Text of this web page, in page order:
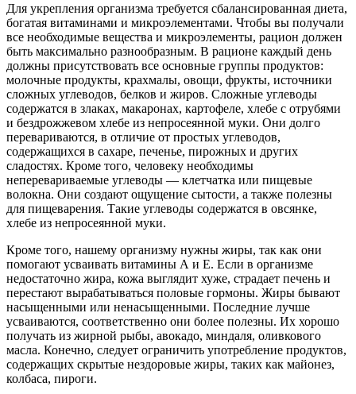
Для укрепления организма требуется сбалансированная диета,
богатая витаминами и микроэлементами. Чтобы вы получали
все необходимые вещества и микроэлементы, рацион должен
быть максимально разнообразным. В рационе каждый день
должны присутствовать все основные группы продуктов:
молочные продукты, крахмалы, овощи, фрукты, источники
сложных углеводов, белков и жиров. Сложные углеводы
содержатся в злаках, макаронах, картофеле, хлебе с отрубями
и бездрожжевом хлебе из непросеянной муки. Они долго
перевариваются, в отличие от простых углеводов,
содержащихся в сахаре, печенье, пирожных и других
сладостях. Кроме того, человеку необходимы
неперевариваемые углеводы — клетчатка или пищевые
волокна. Они создают ощущение сытости, а также полезны
для пищеварения. Такие углеводы содержатся в овсянке,
хлебе из непросеянной муки.
Кроме того, нашему организму нужны жиры, так как они
помогают усваивать витамины А и Е. Если в организме
недостаточно жира, кожа выглядит хуже, страдает печень и
перестают вырабатываться половые гормоны. Жиры бывают
насыщенными или ненасыщенными. Последние лучше
усваиваются, соответственно они более полезны. Их хорошо
получать из жирной рыбы, авокадо, миндаля, оливкового
масла. Конечно, следует ограничить употребление продуктов,
содержащих скрытые нездоровые жиры, таких как майонез,
колбаса, пироги.